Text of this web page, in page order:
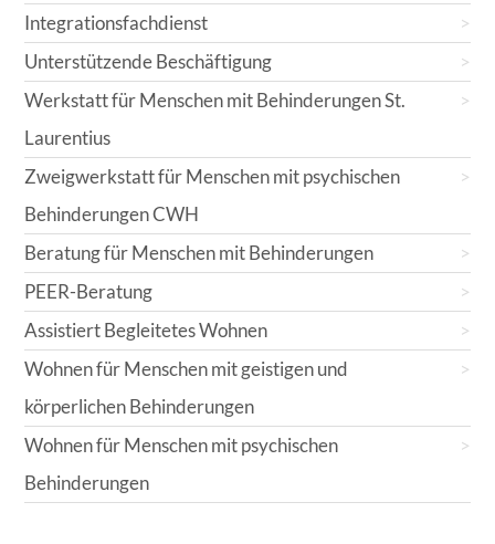
Integrationsfachdienst
Unterstützende Beschäftigung
Werkstatt für Menschen mit Behinderungen St.
Laurentius
Zweigwerkstatt für Menschen mit psychischen
Behinderungen CWH
Beratung für Menschen mit Behinderungen
PEER-Beratung
Assistiert Begleitetes Wohnen
Wohnen für Menschen mit geistigen und
körperlichen Behinderungen
Wohnen für Menschen mit psychischen
Behinderungen